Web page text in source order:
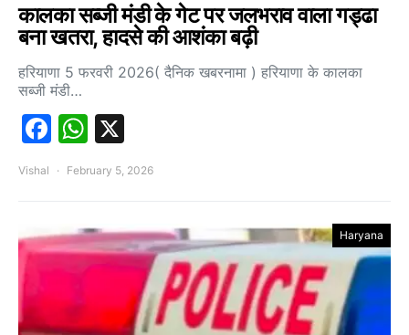
कालका सब्जी मंडी के गेट पर जलभराव वाला गड्ढा
बना खतरा, हादसे की आशंका बढ़ी
हरियाणा 5 फरवरी 2026( दैनिक खबरनामा ) हरियाणा के कालका
सब्जी मंडी…
Facebook
WhatsApp
Vishal February 5, 2026
Haryana